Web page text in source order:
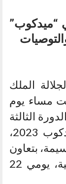
“ميدكوب”
الملك
مساء يوم
الدورة الثالثة
من مؤتمر المناخ المتوسطي ميدكوب 2023،
بتعاون
مع مؤسسة دار المناخ المتوسطية، يومي 22